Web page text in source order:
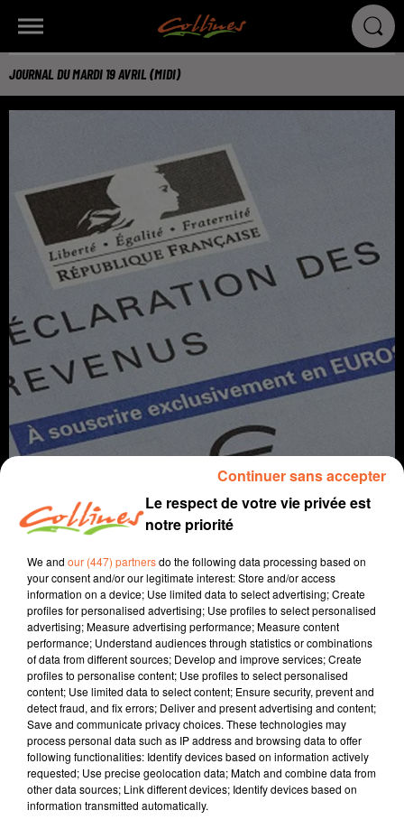
JOURNAL DU MARDI 19 AVRIL (MIDI)
info
19 avril 2022 - 11 min 57 sec
JOURNAL DU MARDI 19 AVRIL (MIDI)
Fabien Gazeau
L'info près de chez vous
Présenté par Boris Blais
- C’est parti pour les déclarations d’impôts
- A Thouars, la mairie laissera aux parents le choix du
Le respect de votre vie privée est
notre priorité
We and our (447) partnersdo the following data processing based on
your consent and/or our legitimate interest: Store and/or access
information on a device; Use limited data to select advertising; Create
profiles for personalised advertising; Use profiles to select personalised
advertising; Measure advertising performance; Measure content
performance; Understand audiences through statistics or combinations
of data from different sources; Develop and improve services; Create
profiles to personalise content; Use profiles to select personalised
content; Use limited data to select content; Ensure security, prevent and
detect fraud, and fix errors; Deliver and present advertising and content;
Save and communicate privacy choices. These technologies may
process personal data such as IP address and browsing data to offer
following functionalities: Identify devices based on information actively
requested; Use precise geolocation data; Match and combine data from
other data sources; Link different devices; Identify devices based on
information transmitted automatically.
Continuer sans accepter